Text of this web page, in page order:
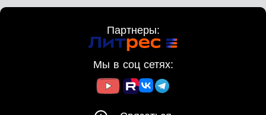
Партнеры:
Мы в соц сетях: